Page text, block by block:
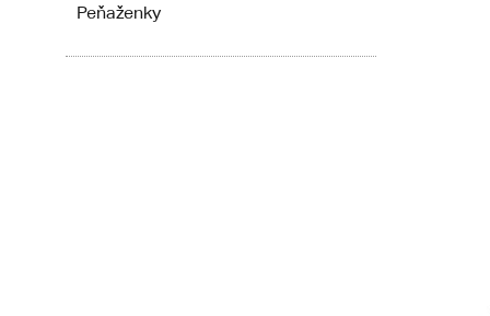
Peňaženky